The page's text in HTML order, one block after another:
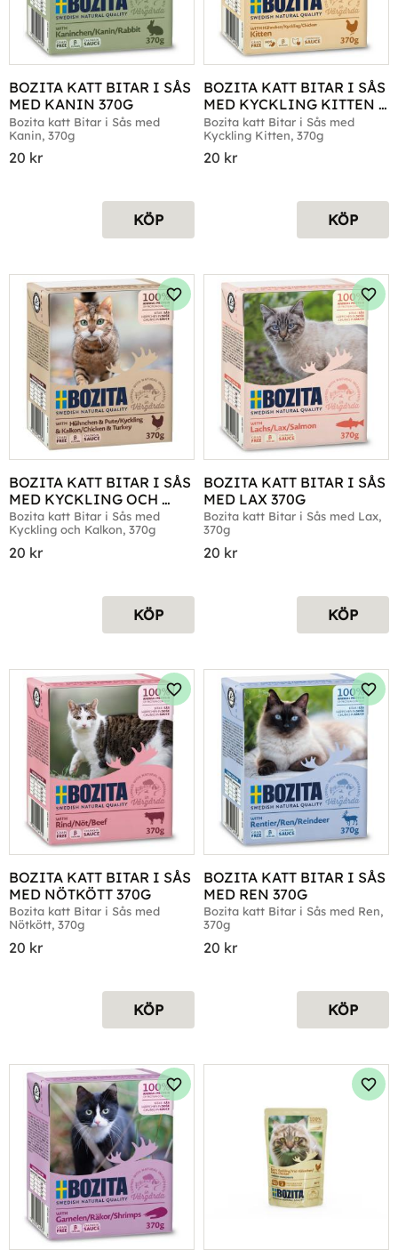
BOZITA KATT BITAR I SÅS
MED KANIN 370G
Bozita katt Bitar i Sås med
Kanin, 370g
20 kr
KÖP
BOZITA KATT BITAR I SÅS
MED KYCKLING KITTEN
370G
Bozita katt Bitar i Sås med
Kyckling Kitten, 370g
20 kr
KÖP
BOZITA KATT BITAR I SÅS
MED KYCKLING OCH
KALKON 370G
Bozita katt Bitar i Sås med
Kyckling och Kalkon, 370g
20 kr
Lägg till i favoriter
KÖP
BOZITA KATT BITAR I SÅS
MED LAX 370G
Bozita katt Bitar i Sås med Lax,
370g
20 kr
KÖP
BOZITA KATT BITAR I SÅS
MED NÖTKÖTT 370G
Bozita katt Bitar i Sås med
Nötkött, 370g
20 kr
Lägg till i favoriter
KÖP
BOZITA KATT BITAR I SÅS
MED REN 370G
Bozita katt Bitar i Sås med Ren,
370g
20 kr
KÖP
Lägg till i favoriter